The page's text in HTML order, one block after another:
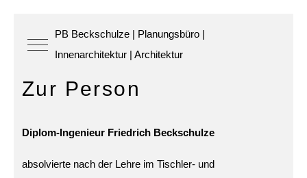
Mobile Menu Toggle
PB Beckschulze | Planungsbüro |
Innenarchitektur | Architektur
Zur Person
Diplom-Ingenieur Friedrich Beckschulze
absolvierte nach der Lehre im Tischler- und